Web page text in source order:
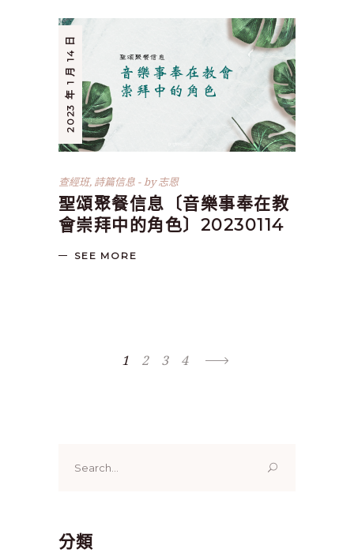
2023 年 1 月 14 日
查經班, 詩篇信息 by志恩
聖頌聚餐信息〔音樂事奉在教
會崇拜中的角色〕20230114
SEE MORE
1 2 3 4
for:
分類